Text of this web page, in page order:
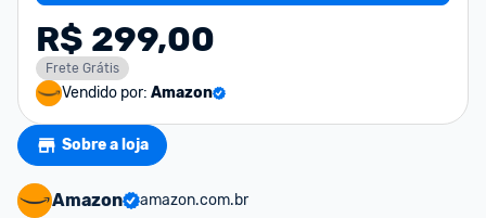
R$ 299,00
Frete Grátis
Vendido por: Amazon
Sobre a loja
Amazon
amazon.com.br